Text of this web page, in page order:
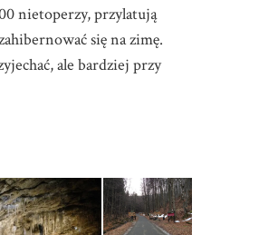
nietoperzy, przylatują
się na zimę.
ale bardziej przy